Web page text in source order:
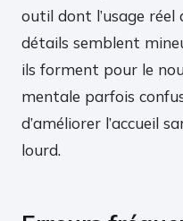
outil dont l’usage réel
détails semblent
ils forment pour le
mentale parfois
d’améliorer l’accueil
lourd.